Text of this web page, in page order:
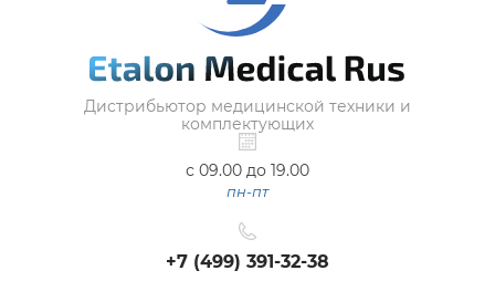
Дистрибьютор медицинской техники и
комплектующих
с 09.00 до 19.00
пн-пт
+7 (499) 391-32-38